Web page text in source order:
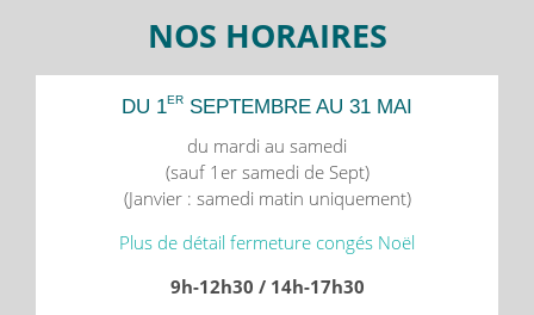
NOS HORAIRES
DU 1ER SEPTEMBRE AU 31 MAI
du mardi au samedi
(sauf 1er samedi de Sept)
(Janvier : samedi matin uniquement)
Plus de détail fermeture congés Noël
9h-12h30 / 14h-17h30